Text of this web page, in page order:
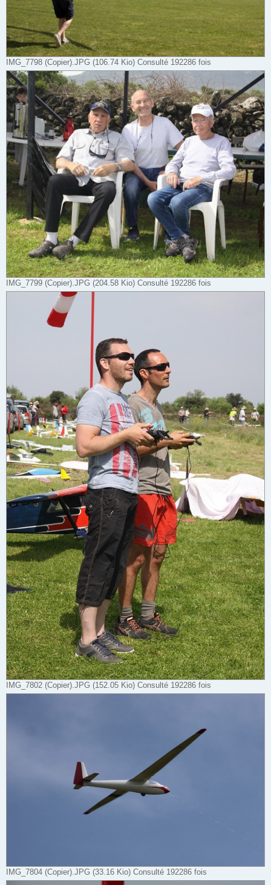
IMG_7798 (Copier).JPG (106.74 Kio) Consulté 192286 fois
IMG_7799 (Copier).JPG (204.58 Kio) Consulté 192286 fois
IMG_7802 (Copier).JPG (152.05 Kio) Consulté 192286 fois
IMG_7804 (Copier).JPG (33.16 Kio) Consulté 192286 fois